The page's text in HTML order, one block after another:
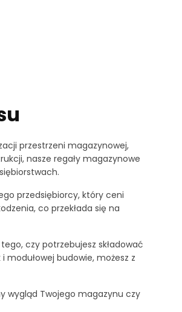
przestrzeni magazynowej,
nasze regały magazynowe
przedsiębiorcy, który ceni
co przekłada się na
czy potrzebujesz składować
modułowej budowie, możesz z
wygląd Twojego magazynu czy